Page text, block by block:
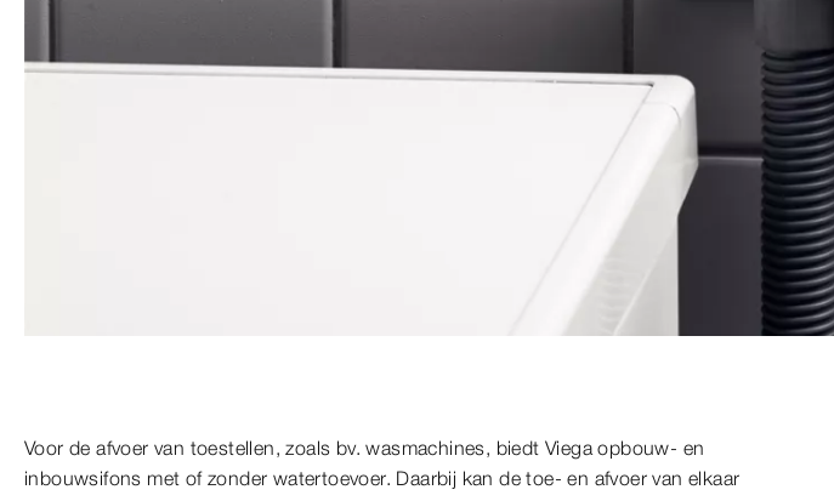
Voor de afvoer van toestellen, zoals bv. wasmachines, biedt Viega opbouw- en
inbouwsifons met of zonder watertoevoer. Daarbij kan de toe- en afvoer van elkaar